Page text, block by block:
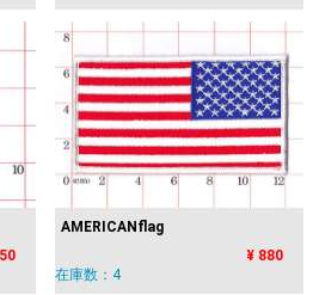
AMERICANflag
¥ 880
在庫数：4